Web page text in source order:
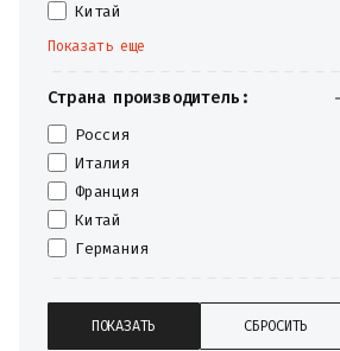
Китай
Показать еще
Страна производитель:
Россия
Италия
Франция
Китай
Германия